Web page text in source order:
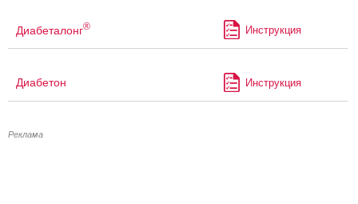
Диабеталонг® Инструкция
Диабетон Инструкция
Реклама